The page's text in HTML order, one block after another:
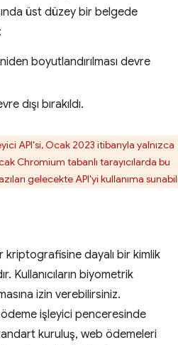
üst düzey bir belgede
boyutlandırılması devre
dışı bırakıldı.
API'si, Ocak 2023 itibarıyla yalnızca
Chromium tabanlı tarayıcılarda bu
gelecekte API'yi kullanıma
kriptografisine dayalı bir kimlik
Kullanıcıların biyometrik
izin verebilirsiniz.
işleyici penceresinde
kuruluş, web ödemeleri